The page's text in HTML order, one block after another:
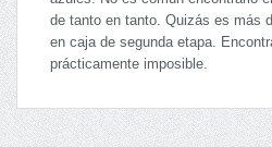
de tanto en tanto. Quizás es más
en caja de segunda etapa.
prácticamente imposible.